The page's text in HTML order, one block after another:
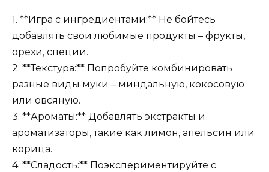
1. **Игра с ингредиентами:** Не бойтесь
добавлять свои любимые продукты – фрукты,
орехи, специи.
2. **Текстура:** Попробуйте комбинировать
разные виды муки – миндальную, кокосовую
или овсяную.
3. **Ароматы:** Добавлять экстракты и
ароматизаторы, такие как лимон, апельсин или
корица.
4. **Сладость:** Поэкспериментируйте с